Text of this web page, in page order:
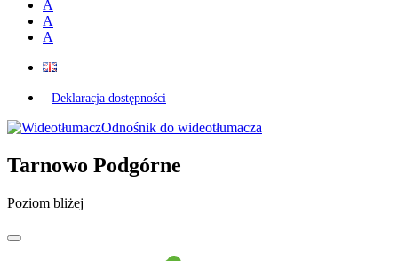
A
A
A
Deklaracja dostępności
Odnośnik do wideotłumacza
Tarnowo Podgórne
Poziom bliżej